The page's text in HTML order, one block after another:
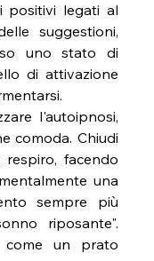
positivi legati al
suggestioni,
uno stato di
di attivazione
l'autoipnosi,
comoda. Chiudi
facendo
una
sempre più
riposante".
come un prato